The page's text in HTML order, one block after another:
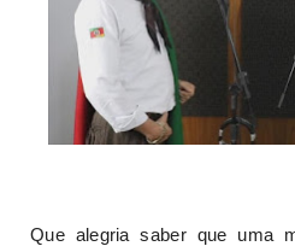
Que alegria saber que uma